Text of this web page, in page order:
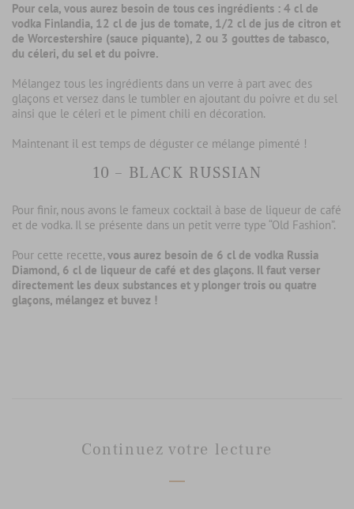
Pour cela, vous aurez besoin de tous ces ingrédients : 4 cl de
vodka Finlandia, 12 cl de jus de tomate, 1/2 cl de jus de citron et
de Worcestershire (sauce piquante), 2 ou 3 gouttes de tabasco,
du céleri, du sel et du poivre.
Mélangez tous les ingrédients dans un verre à part avec des
glaçons et versez dans le tumbler en ajoutant du poivre et du sel
ainsi que le céleri et le piment chili en décoration.
Maintenant il est temps de déguster ce mélange pimenté !
10 – BLACK RUSSIAN
Pour finir, nous avons le fameux cocktail à base de liqueur de café
et de vodka. Il se présente dans un petit verre type “Old Fashion”.
Pour cette recette,vous aurez besoin de 6 cl de vodka Russia
Diamond, 6 cl de liqueur de café et des glaçons. Il faut verser
directement les deux substances et y plonger trois ou quatre
glaçons, mélangez et buvez !
Continuez votre lecture